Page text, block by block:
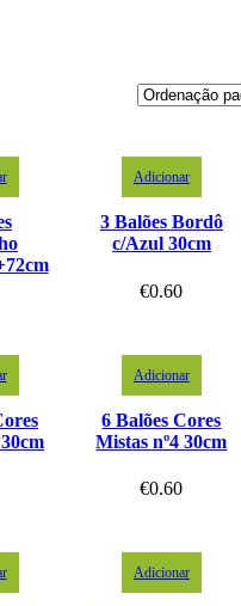
Adicionar
3 Balões Bordô
c/Azul 30cm
€0.60
Adicionar
6 Balões Cores
Mistas nº4 30cm
€0.60
Adicionar